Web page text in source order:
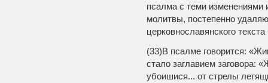
псалма с теми изменениями
молитвы, постепенно
церковнославянского
(33)В псалме говорится:
стало заглавием заговора:
убоишися... от стрелы